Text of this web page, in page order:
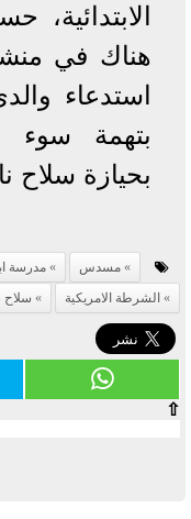
استدعاء
بتهمة سوء
بحيازة سلاح
مسدس مدرسة
الشرطة الامريكية
سلاح
⇧